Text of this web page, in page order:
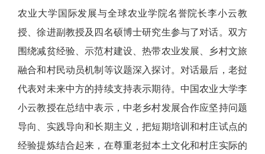
农业大学国际发展与全球农业学院名誉院长李小云教
授、徐进副教授及四名硕博士研究生参与了对话。双方
围绕减贫经验、示范村建设、热带农业发展、乡村文旅
融合和村民动员机制等议题深入探讨。对话最后，老挝
代表对未来中方的持续支持表示期待。中国农业大学李
小云教授在总结中表示，中老乡村发展合作应坚持问题
导向、实践导向和长期主义，把短期培训和村庄试点的
经验提炼结合起来，在尊重老挝本土文化和村庄实际的